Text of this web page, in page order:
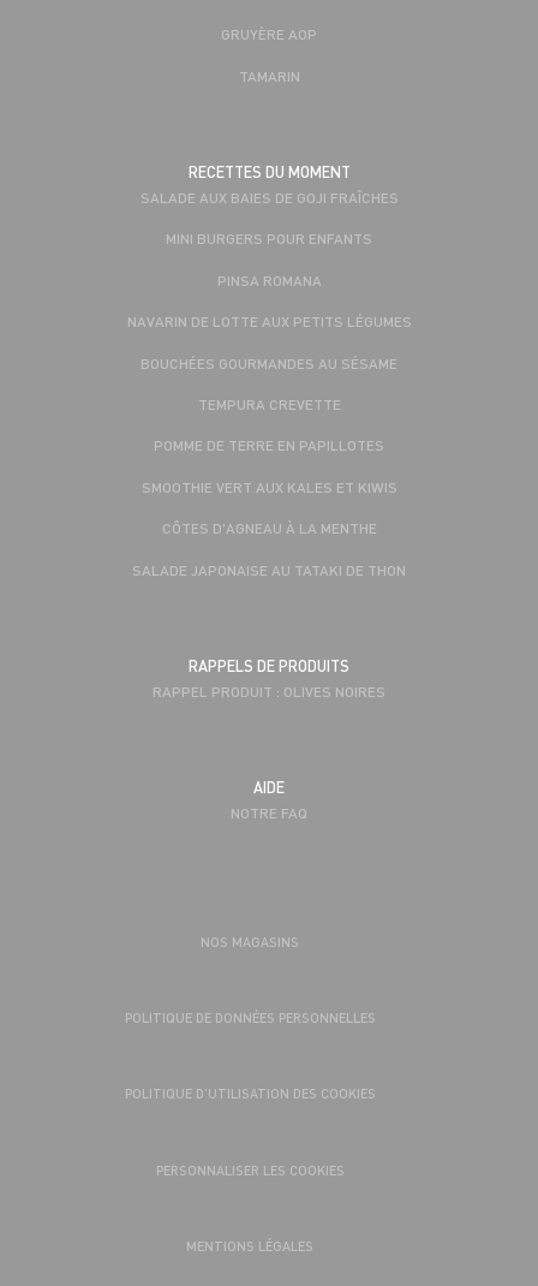
GRUYÈRE AOP
TAMARIN
RECETTES DU MOMENT
SALADE AUX BAIES DE GOJI FRAÎCHES
MINI BURGERS POUR ENFANTS
PINSA ROMANA
NAVARIN DE LOTTE AUX PETITS LÉGUMES
BOUCHÉES GOURMANDES AU SÉSAME
TEMPURA CREVETTE
POMME DE TERRE EN PAPILLOTES
SMOOTHIE VERT AUX KALES ET KIWIS
CÔTES D'AGNEAU À LA MENTHE
SALADE JAPONAISE AU TATAKI DE THON
RAPPELS DE PRODUITS
RAPPEL PRODUIT : OLIVES NOIRES
AIDE
NOTRE FAQ
NOS MAGASINS
POLITIQUE DE DONNÉES PERSONNELLES
POLITIQUE D’UTILISATION DES COOKIES
PERSONNALISER LES COOKIES
MENTIONS LÉGALES